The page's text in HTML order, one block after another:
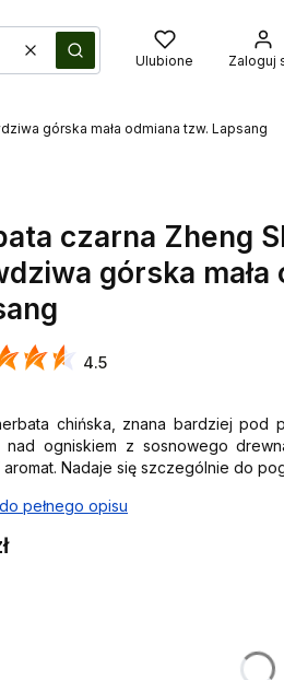
WyczyśćSzukaj Ulubione Zaloguj
górska mała odmiana tzw. Lapsang
czarna Zheng
górska mała
4.5
chińska, znana bardziej pod
nad ogniskiem z sosnowego
aromat. Nadaje się szczególnie do
pełnego opisu